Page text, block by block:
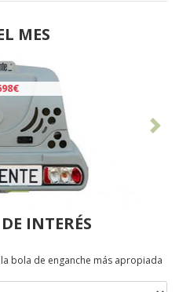
MES
INTERÉS
bola de enganche más apropiada